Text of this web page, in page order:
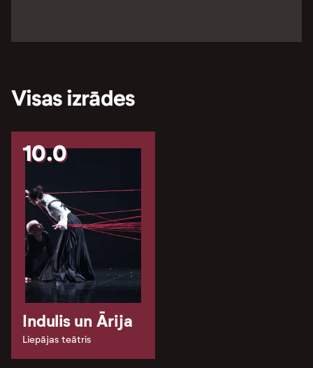
Visas izrādes
10.0
Indulis un Ārija
Liepājas teātris